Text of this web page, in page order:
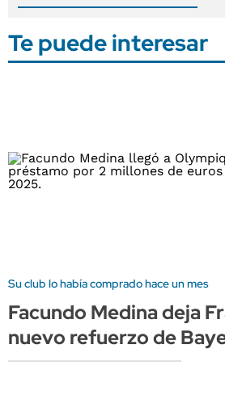
Te puede interesar
Su club lo había comprado hace un mes
Facundo Medina deja
nuevo refuerzo de